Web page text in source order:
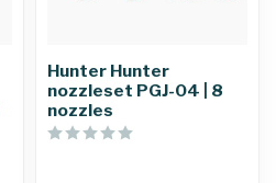
Hunter Hunter
nozzleset PGJ-04 | 8
nozzles